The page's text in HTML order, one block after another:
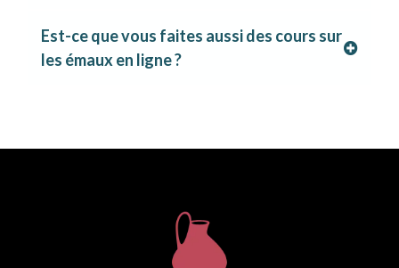
Est-ce que vous faites aussi des cours sur
les émaux en ligne ?